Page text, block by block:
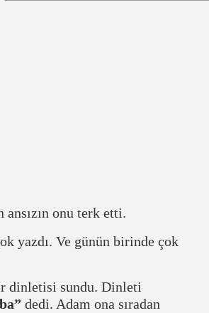
onu terk etti.
yazdı. Ve günün birinde çok
dinletisi sundu. Dinleti
dedi. Adam ona sıradan